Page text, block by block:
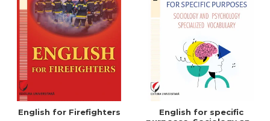
English for Firefighters
English for specific